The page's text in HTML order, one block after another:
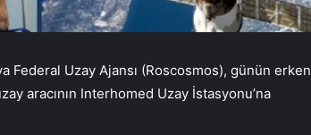
Federal Uzay Ajansı (Roscosmos), günün erken
aracının Interhomed Uzay İstasyonu’na